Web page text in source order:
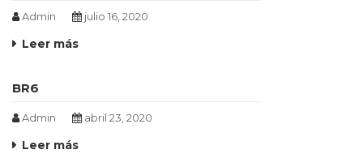
Admin julio 16, 2020
Leer más
BR6
Admin abril 23, 2020
Leer más